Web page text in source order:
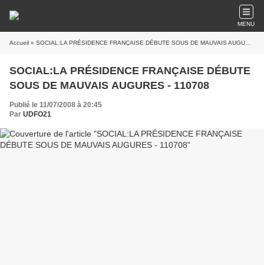
MENU
Accueil » SOCIAL:LA PRÉSIDENCE FRANÇAISE DÉBUTE SOUS DE MAUVAIS AUGURES - 110708
SOCIAL:LA PRÉSIDENCE FRANÇAISE DÉBUTE
SOUS DE MAUVAIS AUGURES - 110708
Publié le 11/07/2008 à 20:45
Par UDFO21